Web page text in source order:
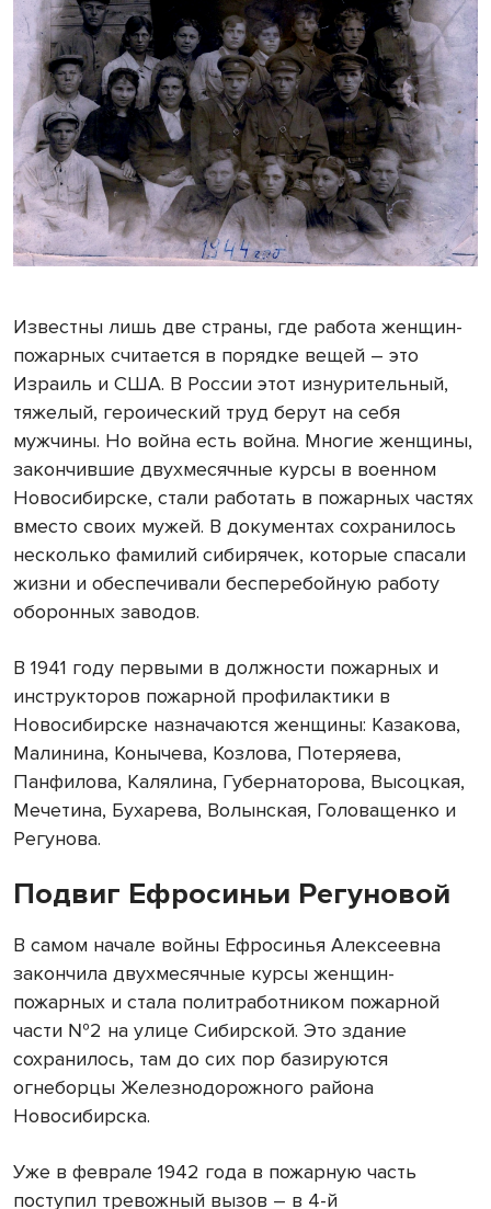
Известны лишь две страны, где работа женщин-
пожарных считается в порядке вещей – это
Израиль и США. В России этот изнурительный,
тяжелый, героический труд берут на себя
мужчины. Но война есть война. Многие женщины,
закончившие двухмесячные курсы в военном
Новосибирске, стали работать в пожарных частях
вместо своих мужей. В документах сохранилось
несколько фамилий сибирячек, которые спасали
жизни и обеспечивали бесперебойную работу
оборонных заводов.
В 1941 году первыми в должности пожарных и
инструкторов пожарной профилактики в
Новосибирске назначаются женщины: Казакова,
Малинина, Конычева, Козлова, Потеряева,
Панфилова, Калялина, Губернаторова, Высоцкая,
Мечетина, Бухарева, Волынская, Головащенко и
Регунова.
Подвиг Ефросиньи Регуновой
В самом начале войны Ефросинья Алексеевна
закончила двухмесячные курсы женщин-
пожарных и стала политработником пожарной
части №2 на улице Сибирской. Это здание
сохранилось, там до сих пор базируются
огнеборцы Железнодорожного района
Новосибирска.
Уже в феврале 1942 года в пожарную часть
поступил тревожный вызов – в 4-й